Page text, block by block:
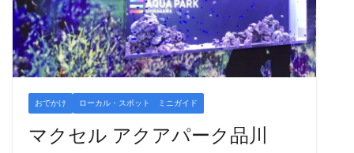
おでかけ ローカル・スポット ミニガイド
マクセル アクアパーク品川